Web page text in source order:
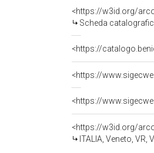
<https://w3id.org/
Scheda
<https://
<https://
<https://
<https://w3id.org/
ITALIA, Veneto, VR,